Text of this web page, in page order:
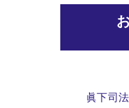
眞下司